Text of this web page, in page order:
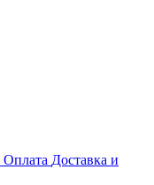
Оплата Доставка и